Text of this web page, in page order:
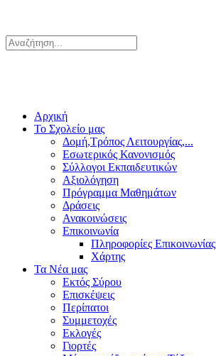
Αρχική
Το Σχολείο μας
Δομή,Τρόπος Λειτουργίας,...
Εσωτερικός Κανονισμός
Σύλλογοι Εκπαιδευτικών
Αξιολόγηση
Πρόγραμμα Μαθημάτων
Δράσεις
Ανακοινώσεις
Επικοινωνία
Πληροφορίες Επικοινωνίας
Χάρτης
Τα Νέα μας
Εκτός Σύρου
Επισκέψεις
Περίπατοι
Συμμετοχές
Εκλογές
Γιορτές